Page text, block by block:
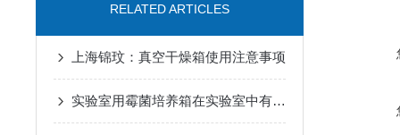
RELATED ARTICLES
上海锦玟：真空干燥箱使用注意事项
实验室用霉菌培养箱在实验室中有着广泛的应用